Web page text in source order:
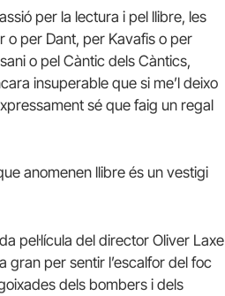
per la lectura i pel llibre, les
o per Dant, per Kavafis o per
o pel Càntic dels Càntics,
insuperable que si me’l deixo
sé que faig un regal
anomenen llibre és un vestigi
pel·lícula del director Oliver Laxe
gran per sentir l’escalfor del foc
dels bombers i dels